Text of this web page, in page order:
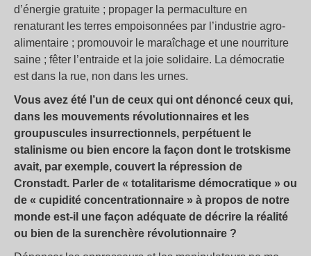
d’énergie gratuite ; propager la permaculture en
renaturant les terres empoisonnées par l’industrie agro-
alimentaire ; promouvoir le maraîchage et une nourriture
saine ; fêter l’entraide et la joie solidaire. La démocratie
est dans la rue, non dans les urnes.
Vous avez été l’un de ceux qui ont dénoncé ceux qui,
dans les mouvements révolutionnaires et les
groupuscules insurrectionnels, perpétuent le
stalinisme ou bien encore la façon dont le trotskisme
avait, par exemple, couvert la répression de
Cronstadt. Parler de « totalitarisme démocratique » ou
de « cupidité concentrationnaire » à propos de notre
monde est-il une façon adéquate de décrire la réalité
ou bien de la surenchère révolutionnaire ?